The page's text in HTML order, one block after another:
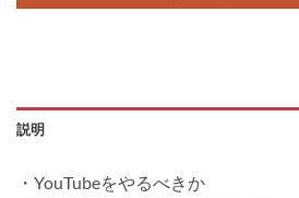
説明
・YouTubeをやるべきか